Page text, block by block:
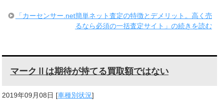
「カーセンサー.net簡単ネット査定の特徴とデメリット。高く売
るなら必須の一括査定サイト」の続きを読む
マークⅡは期待が持てる買取額ではない
2019年09月08日 [車種別状況]